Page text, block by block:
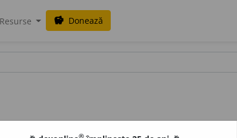
Resurse savings Donează